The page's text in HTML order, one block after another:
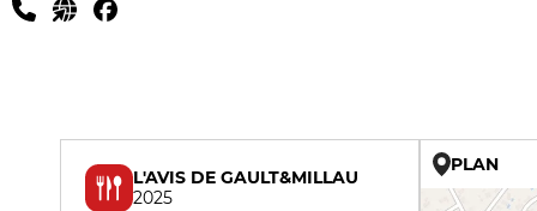
L'AVIS DE GAULT&MILLAU
2025
PLAN